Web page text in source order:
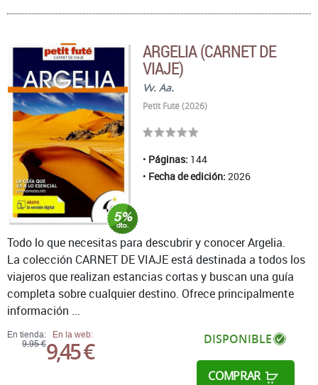
ARGELIA (CARNET DE
VIAJE)
Vv. Aa.
Petit Futé (2026)
Páginas: 144
Fecha de edición: 2026
En tienda:
9,95 €
En la web:
9,45 € DISPONIBLE
COMPRAR
Todo lo que necesitas para descubrir y conocer Argelia.
La colección CARNET DE VIAJE está destinada a todos los
viajeros que realizan estancias cortas y buscan una guía
completa sobre cualquier destino. Ofrece principalmente
información ...